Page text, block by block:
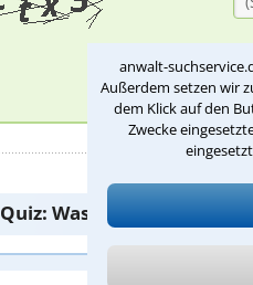
anwalt-
Außerdem setzen wir
dem Klick auf den
Zwecke
Quiz: Was weißt Du über